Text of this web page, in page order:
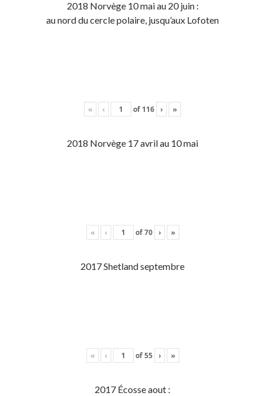
2018 Norvège 10 mai au 20 juin :
au nord du cercle polaire, jusqu’aux Lofoten
« ‹ of 116 › »
2018 Norvège 17 avril au 10 mai
« ‹ of70 › »
2017 Shetland septembre
« ‹ of55 › »
2017 Écosse aout :